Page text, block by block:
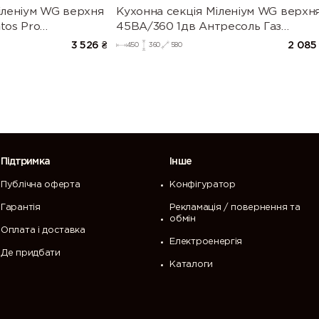
WG верхня
Pro
Білий (Серія М))
3 526 ₴
Кухонна секція Міленіум WG
45ВА/360 1дв Антресоль Газ
Ліфт(Білий/Глянець Білий (Серія
450 360 580 2 085
Підтримка
Публічна оферта
Гарантія
Оплата і доставка
Де придбати
Інше
Конфігуратор
Рекламація / повернення та
обмін
Електроенергія
Каталоги